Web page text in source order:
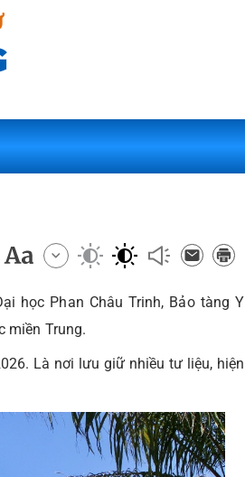
học Phan Châu Trinh, Bảo tàng Y
miền Trung.
Là nơi lưu giữ nhiều tư liệu, hiện